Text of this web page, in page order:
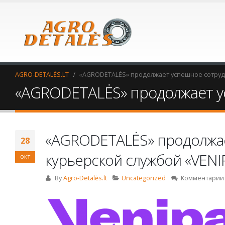
AGRO-DETALĖS.LT «AGRODETALĖS» продолжает успешное
«AGRODETALĖS»
28
окт
«AGRODETALĖS»
курьерской службой
ByAgro-Detalės.lt Uncategorized Комментарии